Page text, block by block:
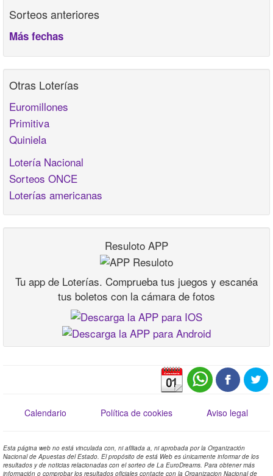
Sorteos anteriores
Más fechas
Otras Loterías
Euromillones
Primitiva
Quiniela
Lotería Nacional
Sorteos ONCE
Loterías americanas
Resuloto APP
Tu app de Loterías. Comprueba tus juegos y escanéa
tus boletos con la cámara de fotos
Calendario Política de cookies Aviso legal
Esta página web no está vinculada con, ni afiliada a, ni aprobada por la Organización
Nacional de Apuestas del Estado. El propósito de está Web es únicamente informar de los
resultados y de noticias relacionadas con el sorteo de La EuroDreams. Para obtener más
información o comprobar los resultados oficiales contacte con la Organizacion Nacional de